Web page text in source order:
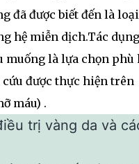
đã được biết đến là
hệ miễn dịch.Tác
muống là lựa chọn phù
được thực hiện trên
máu) .
trị vàng da và